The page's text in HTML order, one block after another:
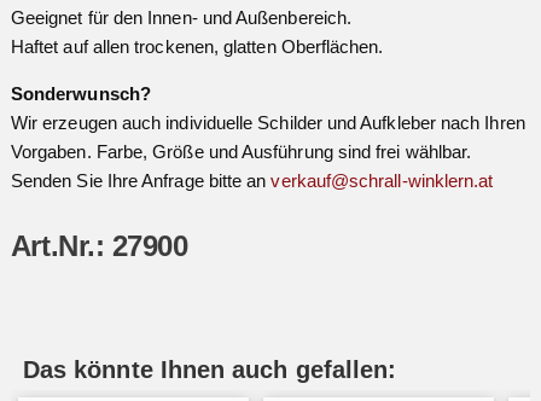
Geeignet für den Innen- und Außenbereich.
Haftet auf allen trockenen, glatten Oberflächen.
Sonderwunsch?
Wir erzeugen auch individuelle Schilder und Aufkleber nach Ihren
Vorgaben. Farbe, Größe und Ausführung sind frei wählbar.
Senden Sie Ihre Anfrage bitte anverkauf@schrall-winklern.at
Art.Nr.: 27900
Das könnte Ihnen auch gefallen: